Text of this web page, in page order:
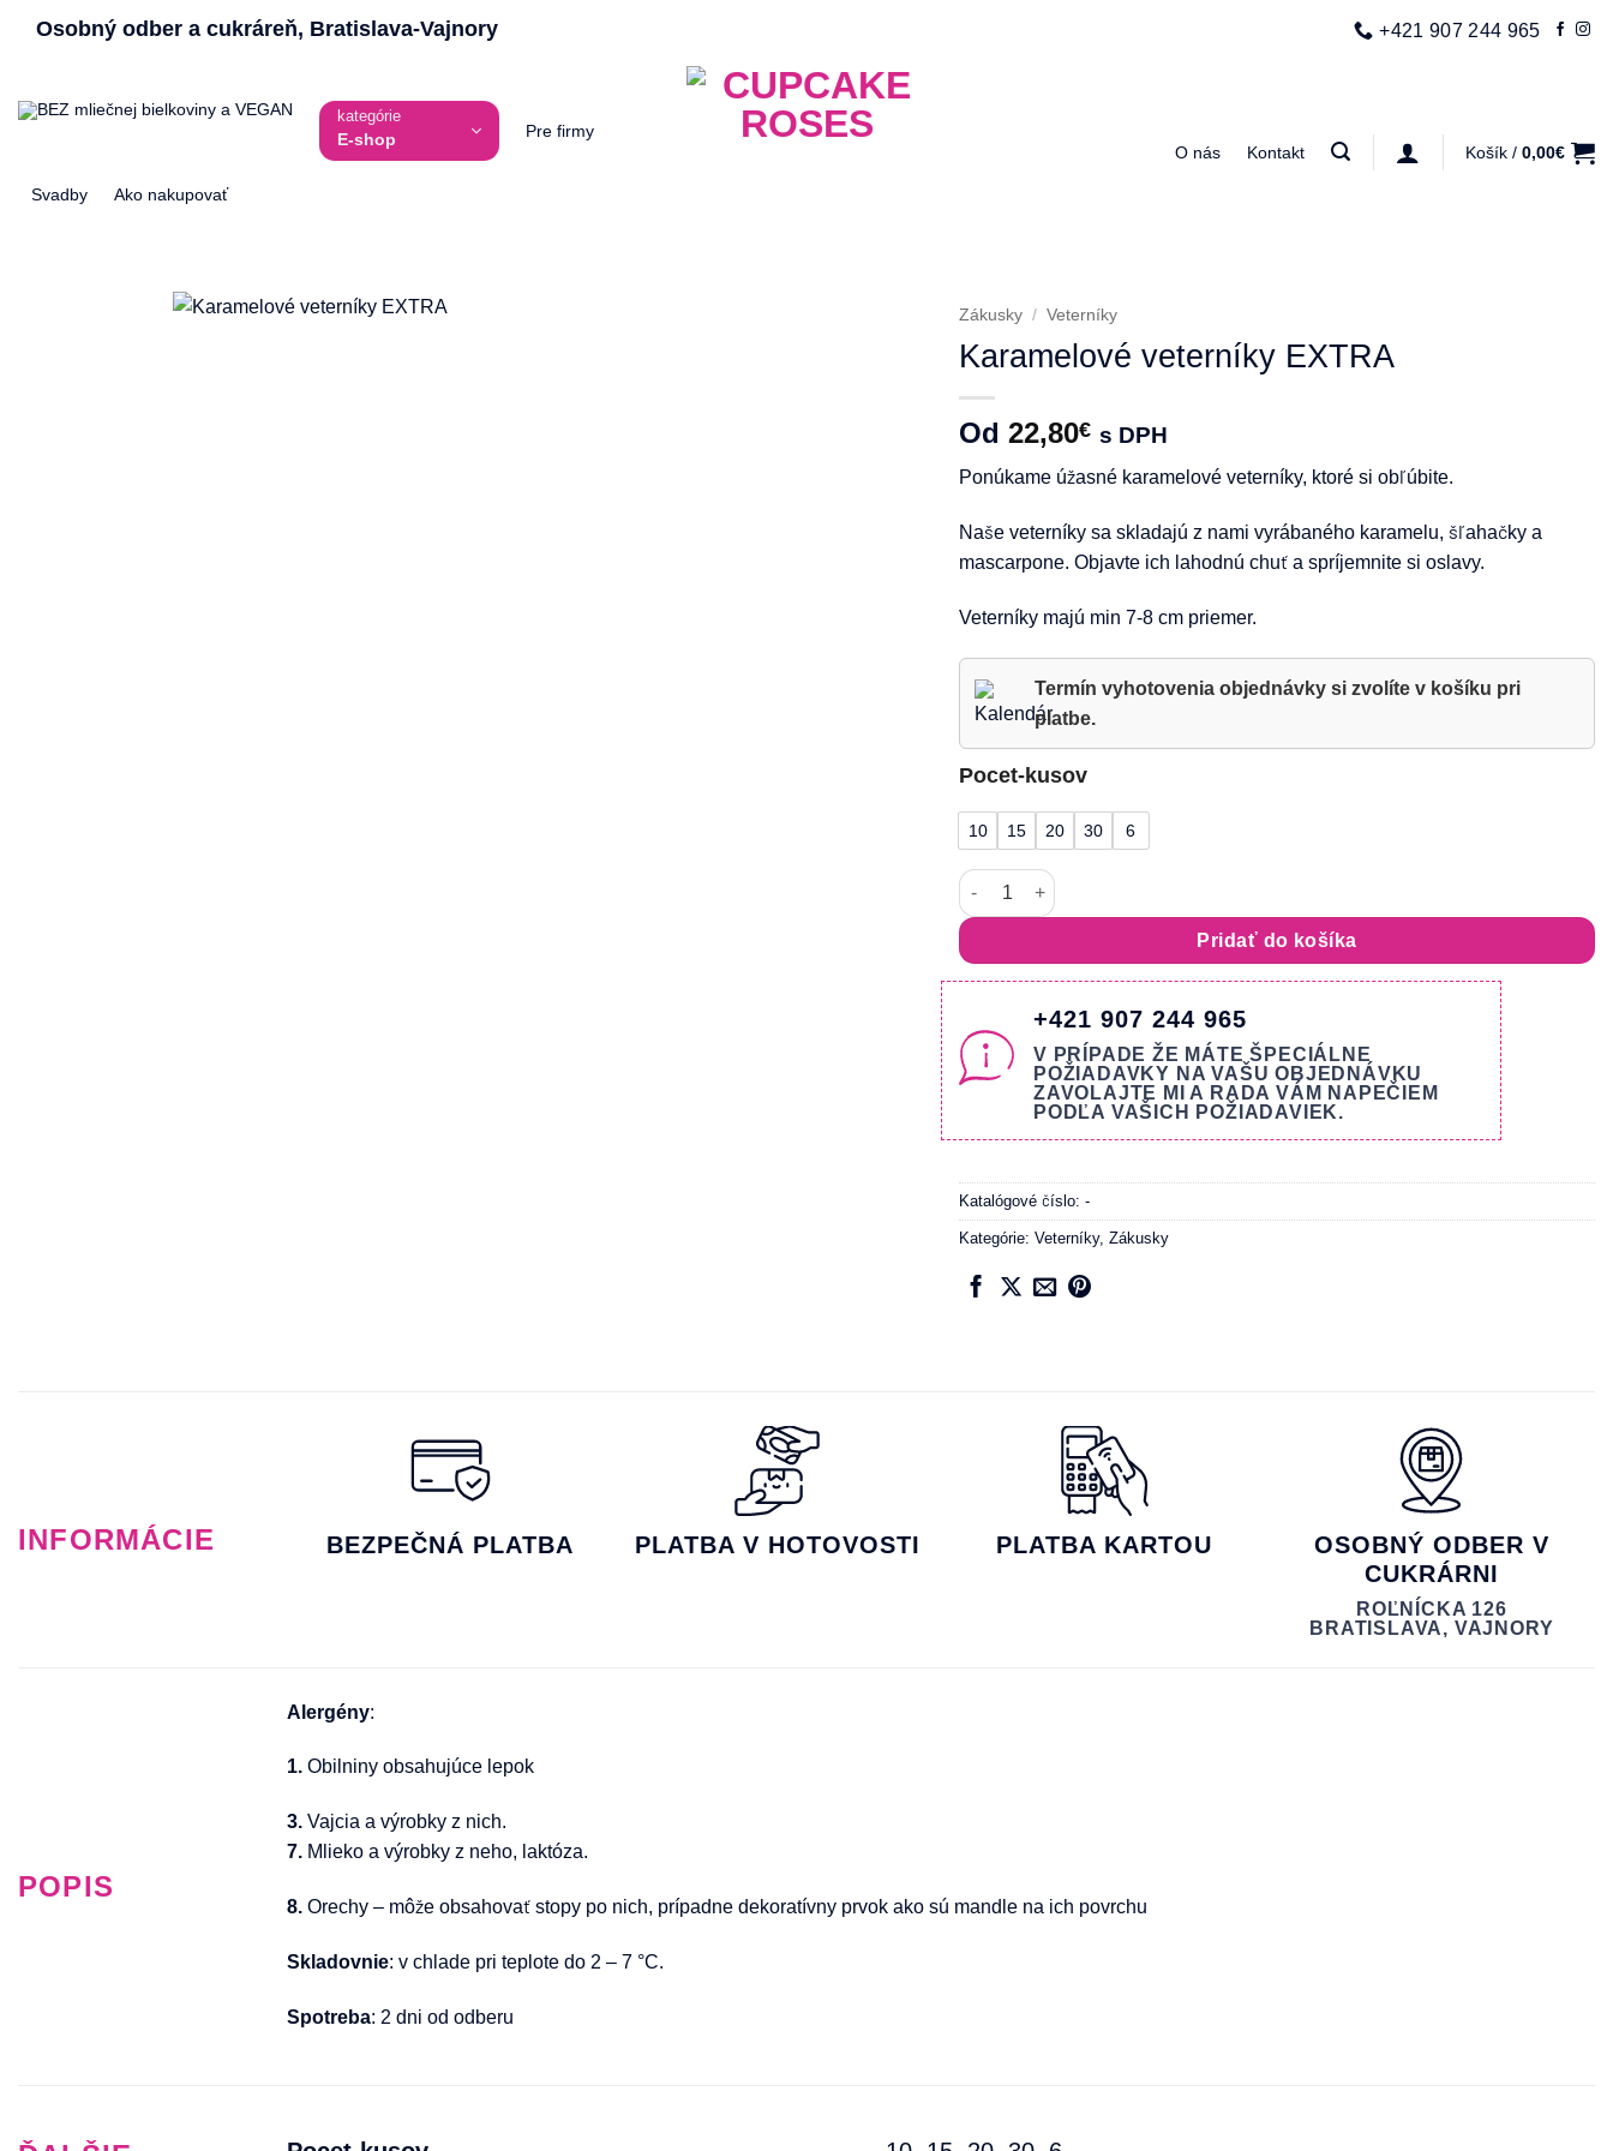
Osobný odber a cukráreň, Bratislava-Vajnory +421 907 244 965
kategórie
E-shop Pre firmy
Svadby Ako nakupovať
O nás Kontakt Košík / 0,00€
Zákusky / Veterníky
Karamelové veterníky EXTRA
Od 22,80€ s DPH
Ponúkame úžasné karamelové veterníky, ktoré si obľúbite.
Naše veterníky sa skladajú z nami vyrábaného karamelu, šľahačky a
mascarpone. Objavte ich lahodnú chuť a spríjemnite si oslavy.
Veterníky majú min 7-8 cm priemer.
Termín vyhotovenia objednávky si zvolíte v košíku pri
platbe.
Pocet-kusov
10 15 20 30 6
množstvo Karamelové veterníky EXTRA
Pridať do košíka
+421 907 244 965
V PRÍPADE ŽE MÁTE ŠPECIÁLNE
POŽIADAVKY NA VAŠU OBJEDNÁVKU
ZAVOLAJTE MI A RADA VÁM NAPEČIEM
PODĽA VAŠICH POŽIADAVIEK.
Katalógové číslo: -
Kategórie: Veterníky, Zákusky
INFORMÁCIE BEZPEČNÁ PLATBA PLATBA V HOTOVOSTI PLATBA KARTOU
OSOBNÝ ODBER V
CUKRÁRNI
ROĽNÍCKA 126
BRATISLAVA, VAJNORY
POPIS
Alergény:
1. Obilniny obsahujúce lepok
3. Vajcia a výrobky z nich.
7. Mlieko a výrobky z neho, laktóza.
8. Orechy – môže obsahovať stopy po nich, prípadne dekoratívny prvok ako sú mandle na ich povrchu
Skladovnie: v chlade pri teplote do 2 – 7 °C.
Spotreba: 2 dni od odberu